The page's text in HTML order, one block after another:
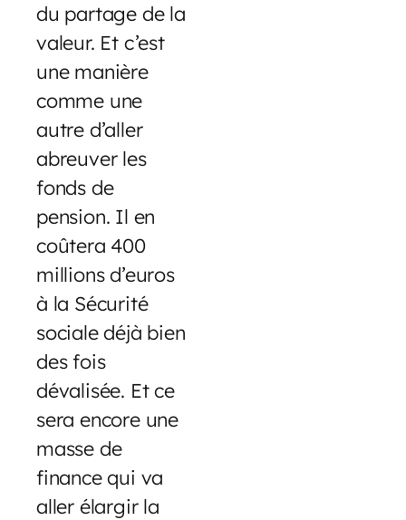
du partage de la
valeur. Et c’est
une manière
comme une
autre d’aller
abreuver les
fonds de
pension. Il en
coûtera 400
millions d’euros
à la Sécurité
sociale déjà bien
des fois
dévalisée. Et ce
sera encore une
masse de
finance qui va
aller élargir la